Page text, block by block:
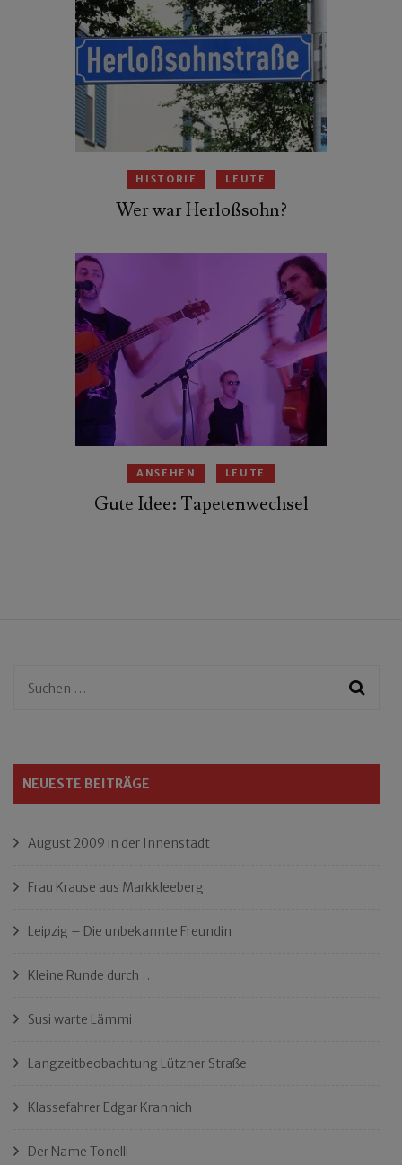
HISTORIE LEUTE
Wer war Herloßsohn?
ANSEHEN LEUTE
Gute Idee: Tapetenwechsel
Suchen
NEUESTE BEITRÄGE
August 2009 in der Innenstadt
Frau Krause aus Markkleeberg
Leipzig – Die unbekannte Freundin
Kleine Runde durch …
Susi warte Lämmi
Langzeitbeobachtung Lützner Straße
Klassefahrer Edgar Krannich
Der Name Tonelli